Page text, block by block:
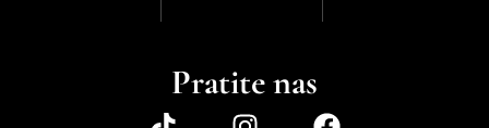
Pratite nas